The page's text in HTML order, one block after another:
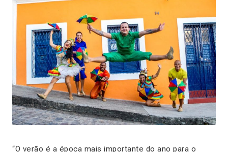
“O verão é a época mais importante do ano para o